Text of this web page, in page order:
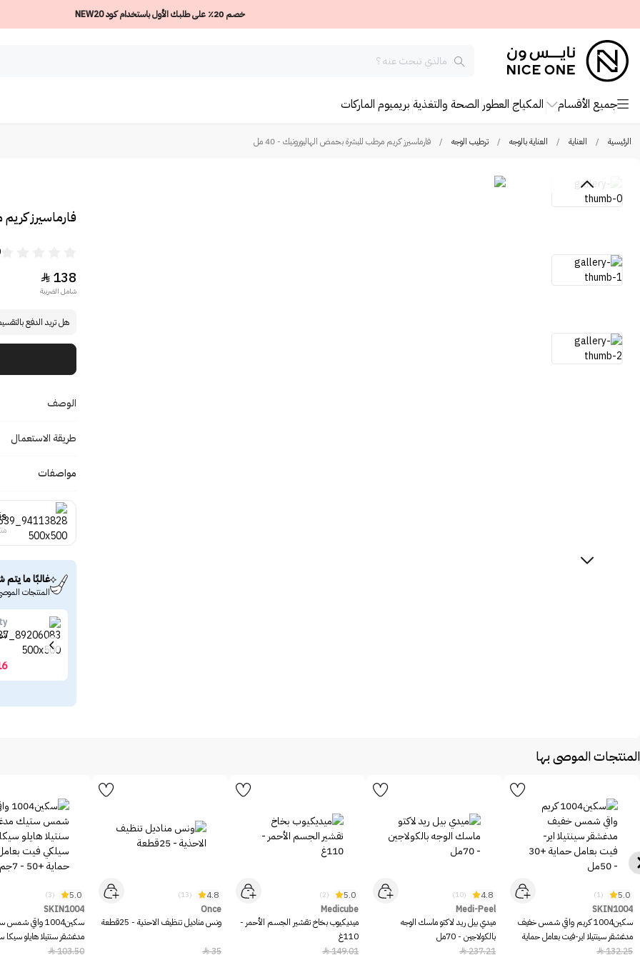
خصم 20٪ على طلبك الأول باستخدام كود NEW20
جميع الأقسام المكياج العطور الصحة والتغذية بريميوم الماركات
الرئيسية / العناية / العناية بالوجه / ترطيب الوجه / فارماسيرز كريم مرطب للبشرة بحمض الهاليورونيك - 40 مل
فارماسيرز كريم
138

شامل الضريبة
هل تريد الدفع
الوصف
طريقة الاستعمال
مواصفات
غالبًا ما يتم
المنتجات
المنتجات الموصى بها
5.0
(1)
SKIN1004
سكين1004 كريم واقي شمس خفيف
مدغشقر سينتيلا اير-فيت بعامل حماية
+30 - 50مل
132.25

4.8
(10)
Medi-Peel
ميدي بيل ريد لاكتو ماسك الوجه
بالكولاجين - 70مل
237.21

5.0
(2)
Medicube
ميديكيوب بخاخ تقشير الجسم الأحمر -
110غ
149.01

4.8
(13)
Once
ونس مناديل تنظيف الاحذية - 25قطعة
35

5.0
(3)
SKIN1004
سكين1004 واقي
مدغشقر سنتيلا هايلو
بعامل حماية +50 - 7جم
103.50
